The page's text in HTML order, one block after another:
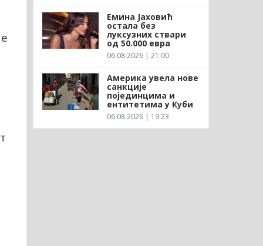
Емина Јаховић
остала без
луксузних ствари
од 50.000 евра
06.08.2026 | 21:00
Америка увела нове
санкције
појединцима и
ентитетима у Куби
06.08.2026 | 19:23